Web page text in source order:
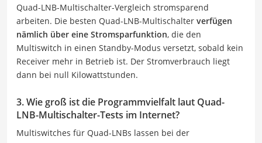
Quad-LNB-Multischalter-Vergleich stromsparend
arbeiten. Die besten Quad-LNB-Multischalter verfügen
nämlich über eine Stromsparfunktion, die den
Multiswitch in einen Standby-Modus versetzt, sobald kein
Receiver mehr in Betrieb ist. Der Stromverbrauch liegt
dann bei null Kilowattstunden.
3. Wie groß ist die Programmvielfalt laut Quad-
LNB-Multischalter-Tests im Internet?
Multiswitches für Quad-LNBs lassen bei der